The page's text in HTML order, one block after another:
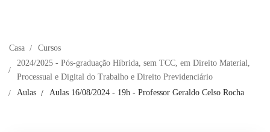
Casa
Cursos
2024/2025 - Pós-graduação Híbrida, sem TCC, em Direito Material,
Processual e Digital do Trabalho e Direito Previdenciário
Aulas
Aulas 16/08/2024 - 19h - Professor Geraldo Celso Rocha